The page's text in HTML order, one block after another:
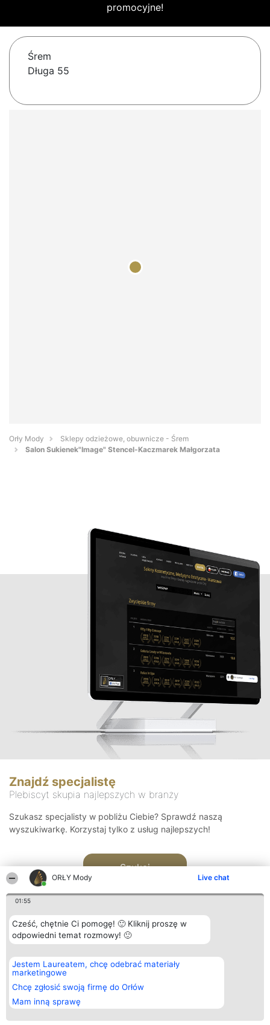
ORŁY Mody Live chat
01:55
Cześć, chętnie Ci pomogę! 🙂 Kliknij proszę w
odpowiedni temat rozmowy! 🙂
Jestem Laureatem, chcę odebrać materiały
marketingowe
Chcę zgłosić swoją firmę do Orłów
Mam inną sprawę
promocyjne!
Śrem
Długa 55
Orły Mody
Sklepy odzieżowe, obuwnicze - Śrem
Salon Sukienek"Image" Stencel-Kaczmarek Małgorzata
Znajdź specjalistę
Plebiscyt skupia najlepszych w branży
Szukasz specjalisty w pobliżu Ciebie? Sprawdź naszą
wyszukiwarkę. Korzystaj tylko z usług najlepszych!
Szukaj
Organizator plebiscytu
Bright Side Solutions sp. z o.
o. sp. k.
ul. Ruska 22
Wrocław 50-079
KRS 0000749100 | Regon
381313360 | NIP 8943132676
Plebiscyt
Laureaci
wszystkich
Laureatów
Regulamin
Kontakt
Kontakt